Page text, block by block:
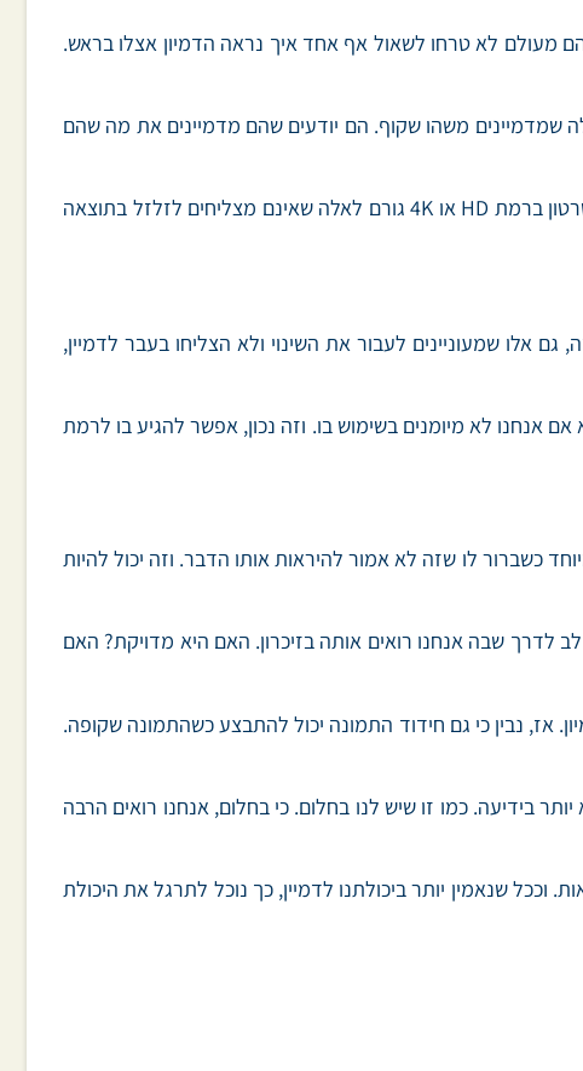
מעולם לא טרחו לשאול אף אחד איך נראה הדמיון אצלו בראש.
שמדמיינים משהו שקוף. הם יודעים שהם מדמיינים את מה שהם
עם זאת, שני סוגי הדמיון עובדים. ולא, לא באמת צריך לראות משהו בצורה חדה כדי שהוא יעבוד. רק שעודף הציפיה לקבל סרטון ברמת HD או 4K גורם לאלה שאינם מצליחים לזלזל בתוצאה
שמעוניינים לעבור את השינוי ולא הצליחו בעבר לדמיין,
אנחנו לא מיומנים בשימוש בו. וזה נכון, אפשר להגיע בו לרמת
כשברור לו שזה לא אמור להיראות אותו הדבר. וזה יכול להיות
לדרך שבה אנחנו רואים אותה בזיכרון. האם היא מדויקת? האם
אז, נבין כי גם חידוד התמונה יכול להתבצע כשהתמונה שקופה.
בידיעה. כמו זו שיש לנו בחלום. כי בחלום, אנחנו רואים הרבה
וככל שנאמין יותר ביכולתנו לדמיין, כך נוכל לתרגל את היכולת